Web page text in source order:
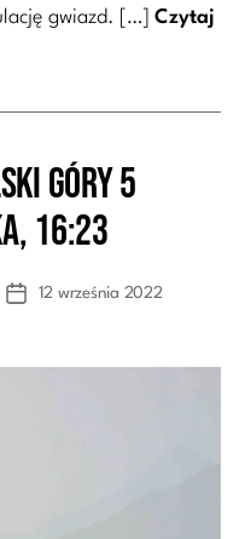
gwiazd. […] Czytaj
Góry 5
16:23
Data12 września 2022